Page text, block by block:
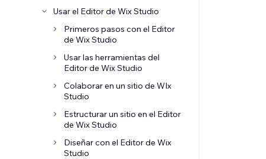
Usar el Editor de Wix Studio
Primeros pasos con el Editor
de Wix Studio
Usar las herramientas del
Editor de Wix Studio
Colaborar en un sitio de WIx
Studio
Estructurar un sitio en el Editor
de Wix Studio
Diseñar con el Editor de Wix
Studio